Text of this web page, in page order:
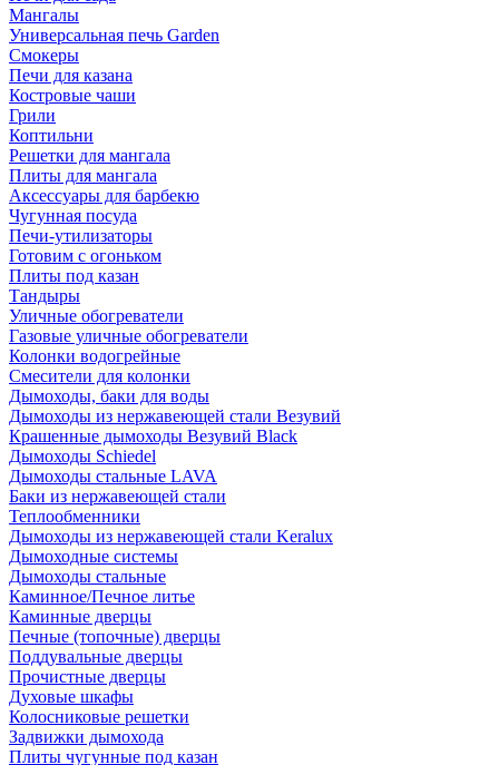
Мангалы
Универсальная печь Garden
Смокеры
Печи для казана
Костровые чаши
Грили
Коптильни
Решетки для мангала
Плиты для мангала
Аксессуары для барбекю
Чугунная посуда
Печи-утилизаторы
Готовим с огоньком
Плиты под казан
Тандыры
Уличные обогреватели
Газовые уличные обогреватели
Колонки водогрейные
Смесители для колонки
Дымоходы, баки для воды
Дымоходы из нержавеющей стали Везувий
Крашенные дымоходы Везувий Black
Дымоходы Schiedel
Дымоходы стальные LAVA
Баки из нержавеющей стали
Теплообменники
Дымоходы из нержавеющей стали Keralux
Дымоходные системы
Дымоходы стальные
Каминное/Печное литье
Каминные дверцы
Печные (топочные) дверцы
Поддувальные дверцы
Прочистные дверцы
Духовые шкафы
Колосниковые решетки
Задвижки дымохода
Плиты чугунные под казан